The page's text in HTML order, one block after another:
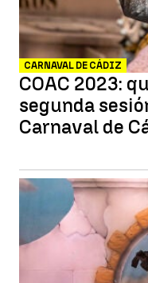
CARNAVAL DE CÁDIZ
COAC 2023:
segunda
Carnaval de